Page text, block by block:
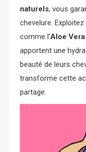
naturels, vous
chevelure.
comme l’Aloe Vera
apportent une
beauté de leurs
transforme cette
partage.